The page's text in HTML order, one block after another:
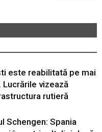
este reabilitată pe mai
vizează
rutieră
Schengen: Spania